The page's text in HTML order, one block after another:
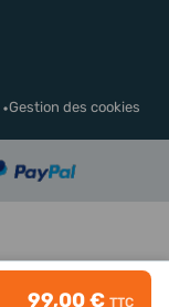
99,00 € TTC
Gestion des cookies